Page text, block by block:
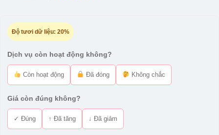
Độ tươi dữ liệu: 20%
Dịch vụ còn hoạt động không?
Còn hoạt động Đã đóng Không chắc
Giá còn đúng không?
✓ Đúng ↑ Đã tăng ↓ Đã giảm